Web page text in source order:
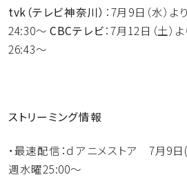
tvk（テレビ神奈川） ：7月9日（水）
24:30～ CBCテレビ：7月12日（土）
26:43～
ストリーミング情報
・最速配信：ｄアニメストア 7月9
週水曜25:00～